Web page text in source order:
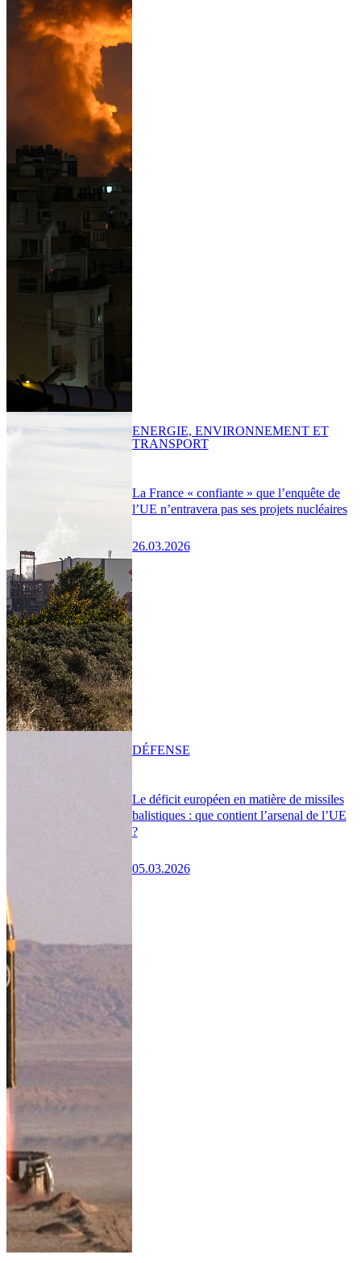
La France « confiante » que l’enquête de
l’UE n’entravera pas ses projets nucléaires
26.03.2026
ENERGIE, ENVIRONNEMENT ET
TRANSPORT
Le déficit européen en matière de missiles
balistiques : que contient l’arsenal de l’UE
?
05.03.2026
DÉFENSE